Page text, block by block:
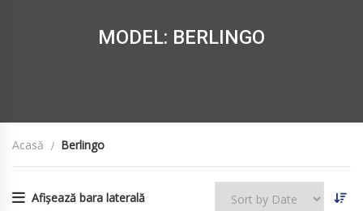
MODEL: BERLINGO
Acasă Berlingo
Afișează bara laterală